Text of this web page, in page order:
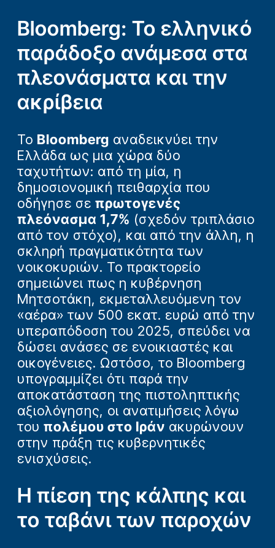
Bloomberg: Το ελληνικό
παράδοξο ανάμεσα στα
πλεονάσματα και την
ακρίβεια
Το Bloomberg αναδεικνύει την
Ελλάδα ως μια χώρα δύο
ταχυτήτων: από τη μία, η
δημοσιονομική πειθαρχία που
οδήγησε σε πρωτογενές
πλεόνασμα 1,7% (σχεδόν τριπλάσιο
από τον στόχο), και από την άλλη, η
σκληρή πραγματικότητα των
νοικοκυριών. Το πρακτορείο
σημειώνει πως η κυβέρνηση
Μητσοτάκη, εκμεταλλευόμενη τον
«αέρα» των 500 εκατ. ευρώ από την
υπεραπόδοση του 2025, σπεύδει να
δώσει ανάσες σε ενοικιαστές και
οικογένειες. Ωστόσο, το Bloomberg
υπογραμμίζει ότι παρά την
αποκατάσταση της πιστοληπτικής
αξιολόγησης, οι ανατιμήσεις λόγω
του πολέμου στο Ιράν ακυρώνουν
στην πράξη τις κυβερνητικές
ενισχύσεις.
Η πίεση της κάλπης και
το ταβάνι των παροχών